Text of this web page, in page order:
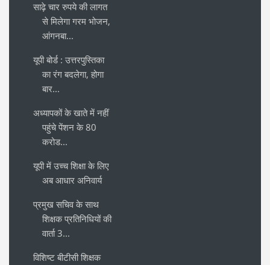
साढ़े चार रुपये की लागत
से मिलेगा गरम भोजन,
आंगनबा...
यूपी बोर्ड : उत्तरपुस्तिका
का रंग बदलेगा, होगा
बार...
अध्यापकों के खाते में नहीं
पहुंचे पेंशन के 80
करोड...
यूपी में उच्च शिक्षा के लिए
अब आधार अनिवार्य
प्रमुख सचिव के साथ
शिक्षक प्रतिनिधियों की
वार्ता 3...
विशिष्ट बीटीसी शिक्षक